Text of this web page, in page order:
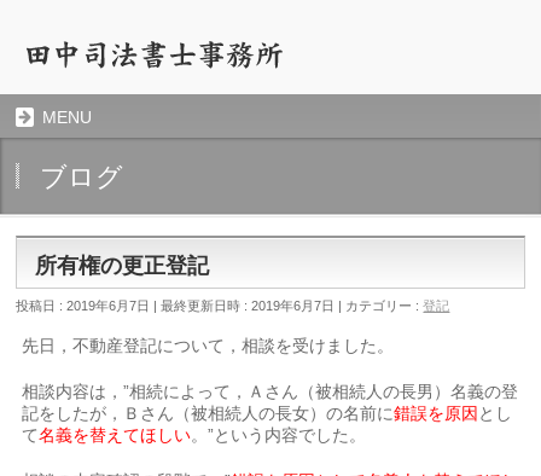
MENU
ブログ
所有権の更正登記
投稿日 : 2019年6月7日 最終更新日時 : 2019年6月7日 カテゴリー :登記
先日，不動産登記について，相談を受けました。
相談内容は，”相続によって，Ａさん（被相続人の長男）名義の登
記をしたが，Ｂさん（被相続人の長女）の名前に錯誤を原因 とし
て名義を替えてほしい。”という内容でした。